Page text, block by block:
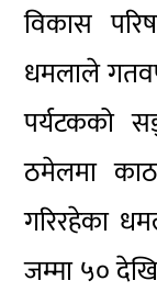
विकास
धमलाले
पर्यटकको
ठमेलमा
गरिरहेका
जम्मा ५०